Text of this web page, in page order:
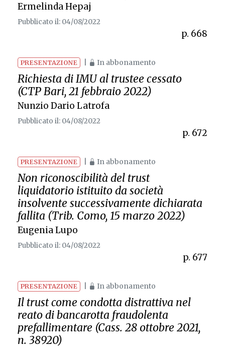
Ermelinda Hepaj
Pubblicato il: 04/08/2022
p. 668
PRESENTAZIONE In abbonamento
Richiesta di IMU al trustee cessato
(CTP Bari, 21 febbraio 2022)
Nunzio Dario Latrofa
Pubblicato il: 04/08/2022
p. 672
PRESENTAZIONE In abbonamento
Non riconoscibilità del trust
liquidatorio istituito da società
insolvente successivamente dichiarata
fallita (Trib. Como, 15 marzo 2022)
Eugenia Lupo
Pubblicato il: 04/08/2022
p. 677
PRESENTAZIONE In abbonamento
Il trust come condotta distrattiva nel
reato di bancarotta fraudolenta
prefallimentare (Cass. 28 ottobre 2021,
n. 38920)